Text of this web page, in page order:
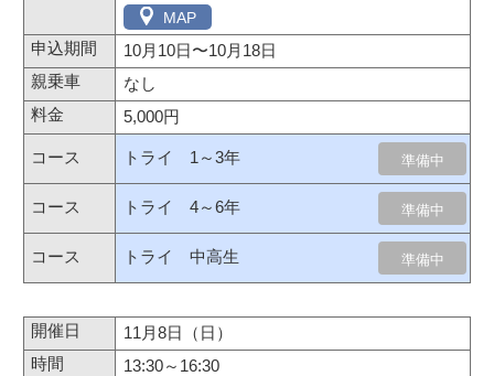
MAP
10月10日〜10月18日
なし
5,000円
トライ 1～3年 準備中
トライ 4～6年 準備中
トライ 中高生 準備中
11月8日（日）
13:30～16:30